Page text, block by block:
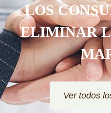
LOS
ELIMINAR
Ver todos